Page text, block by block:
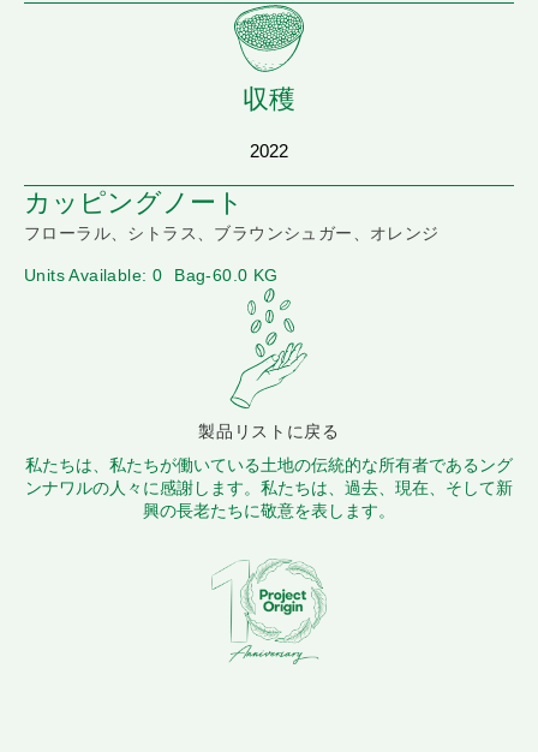
収穫
2022
カッピングノート
フローラル、シトラス、ブラウンシュガー、オレンジ
Units Available: 0 Bag-60.0 KG
製品リストに戻る
私たちは、私たちが働いている土地の伝統的な所有者であるング
ンナワルの人々に感謝します。私たちは、過去、現在、そして新
興の長老たちに敬意を表します。